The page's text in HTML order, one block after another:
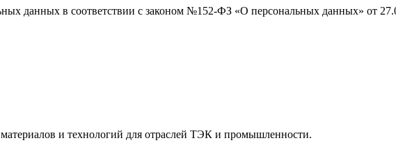
данных в соответствии с законом №152-ФЗ «О персональных данных» от
и технологий для отраслей ТЭК и промышленности.